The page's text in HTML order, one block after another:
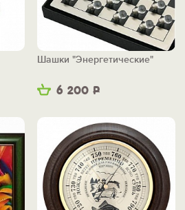
6 200 Р
Шашки "Энергетические"